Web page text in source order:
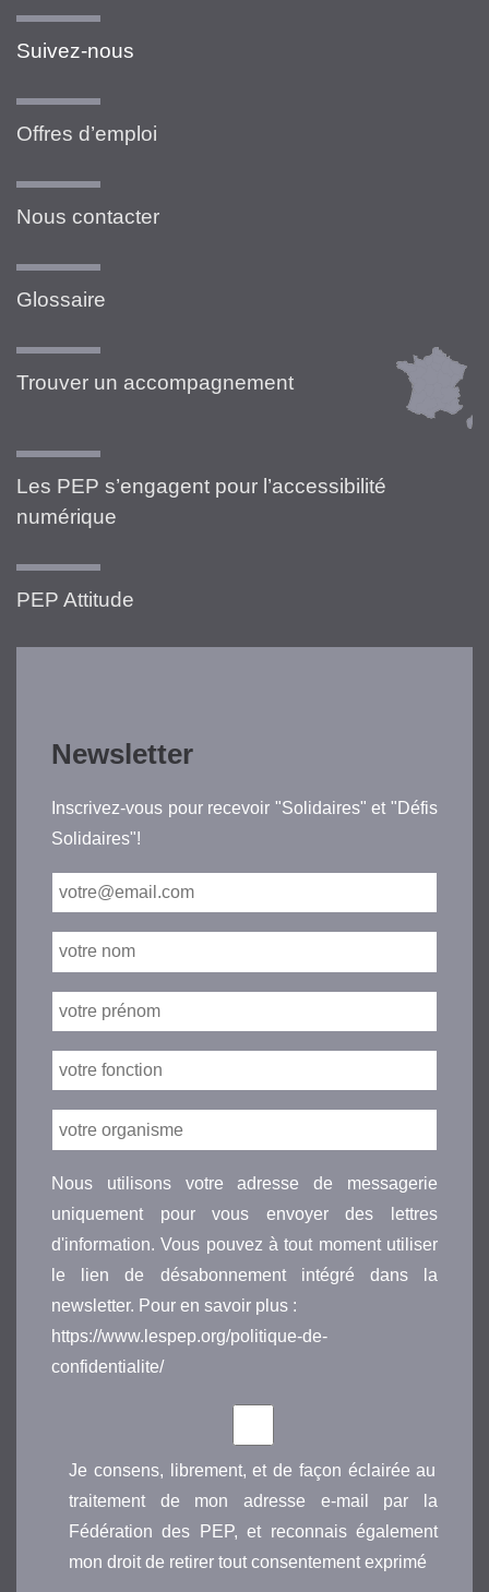
Suivez-nous
Offres d’emploi
Nous contacter
Glossaire
Trouver un accompagnement
Les PEP s’engagent pour l’accessibilité
numérique
PEP Attitude
Newsletter
Inscrivez-vous pour recevoir "Solidaires" et "Défis
Solidaires"!
Nous utilisons votre adresse de messagerie
uniquement pour vous envoyer des lettres
d'information. Vous pouvez à tout moment utiliser
le lien de désabonnement intégré dans la
newsletter. Pour en savoir plus :
https://www.lespep.org/politique-de-
confidentialite/
Je consens, librement, et de façon éclairée au
traitement de mon adresse e-mail par la
Fédération des PEP, et reconnais également
mon droit de retirer tout consentement exprimé